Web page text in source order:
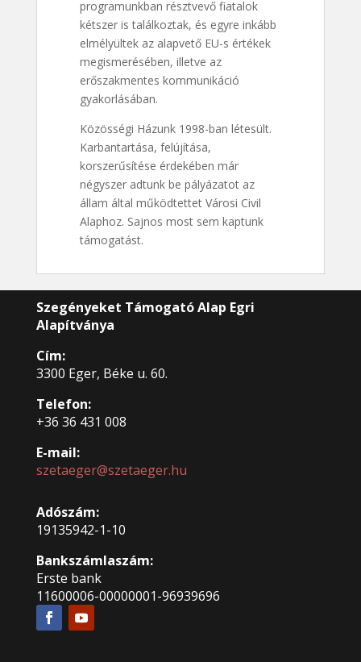
programunkban résztvevő fiatalok
kétszer is találkoztak, és egyre inkább
elmélyültek az alapvető EU-s értékek
megismerésében, illetve az
erőszakmentes kommunikáció
gyakorlásában.
Közösségi Házunk 1998-ban létesült.
Karbantartása, felújítása,
korszerűsítése érdekében már
négyszer adtunk be pályázatot az
állam által működtettet Városi Civil
Alaphoz. Sajnos most sem kaptunk
támogatást.
Szegényeket Támogató Alap Egri
Alapítványa
Cím:
3300 Eger, Béke u. 60.
Telefon:
+36 36 431 008
E-mail:
szetaeger@szetaeger.hu
Adószám:
19135942-1-10
Bankszámlaszám:
Erste bank
11600006-00000001-96939696